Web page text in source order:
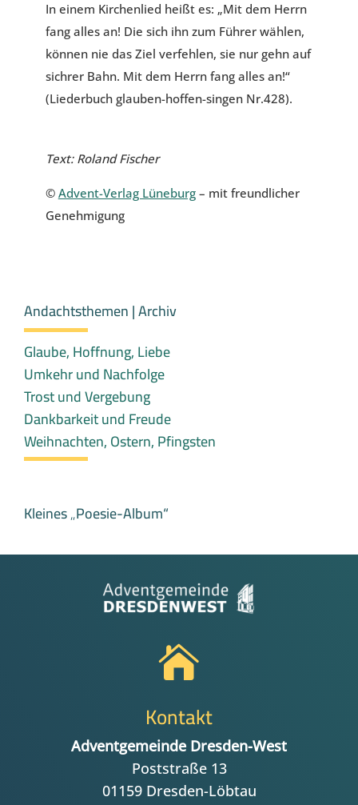
In einem Kirchenlied heißt es: „Mit dem Herrn
fang alles an! Die sich ihn zum Führer wählen,
können nie das Ziel verfehlen, sie nur gehn auf
sichrer Bahn. Mit dem Herrn fang alles an!“
(Liederbuch glauben-hoffen-singen Nr.428).
Text: Roland Fischer
© Advent-Verlag Lüneburg– mit freundlicher
Genehmigung
Andachtsthemen | Archiv
Glaube, Hoffnung, Liebe
Umkehr und Nachfolge
Trost und Vergebung
Dankbarkeit und Freude
Weihnachten, Ostern, Pfingsten
Kleines „Poesie-Album“

Kontakt
Adventgemeinde Dresden-West
Poststraße 13
01159 Dresden-Löbtau